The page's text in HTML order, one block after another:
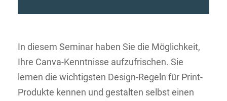
In diesem Seminar haben Sie die Möglichkeit,
Ihre Canva-Kenntnisse aufzufrischen. Sie
lernen die wichtigsten Design-Regeln für Print-
Produkte kennen und gestalten selbst einen